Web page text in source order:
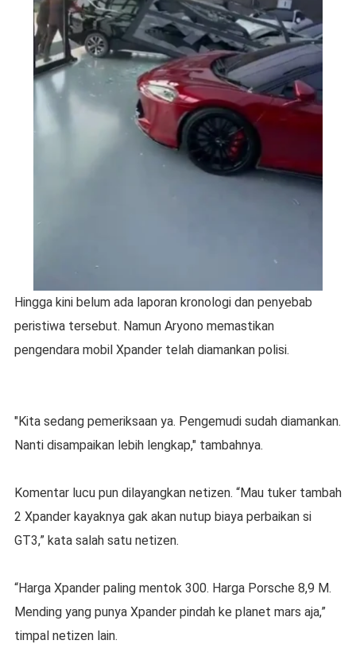
Hingga kini belum ada laporan kronologi dan penyebab
peristiwa tersebut. Namun Aryono memastikan
pengendara mobil Xpander telah diamankan polisi.
"Kita sedang pemeriksaan ya. Pengemudi sudah diamankan.
Nanti disampaikan lebih lengkap," tambahnya.
Komentar lucu pun dilayangkan netizen. “Mau tuker tambah
2 Xpander kayaknya gak akan nutup biaya perbaikan si
GT3,” kata salah satu netizen.
“Harga Xpander paling mentok 300. Harga Porsche 8,9 M.
Mending yang punya Xpander pindah ke planet mars aja,”
timpal netizen lain.